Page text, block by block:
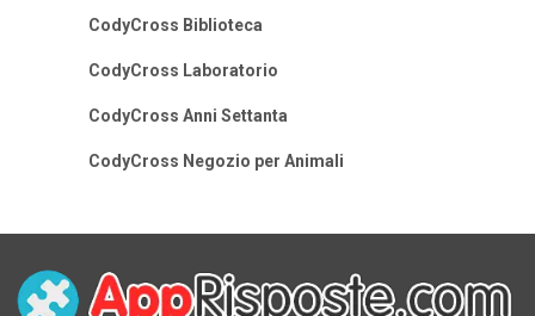
CodyCross Biblioteca
CodyCross Laboratorio
CodyCross Anni Settanta
CodyCross Negozio per Animali